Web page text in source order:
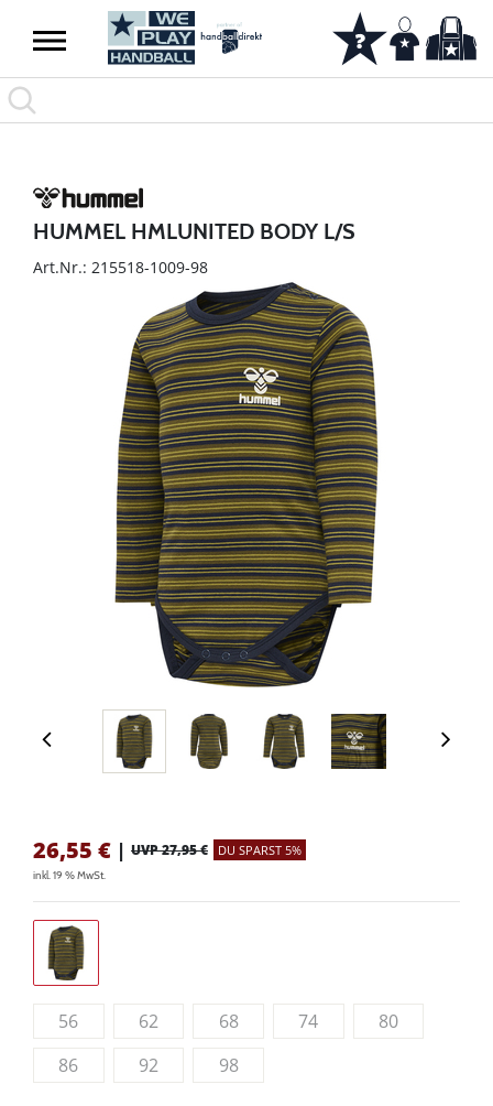
HUMMEL HMLUNITED BODY L/S
Art.Nr.: 215518-1009-98
26,55 € | UVP 27,95 € DU SPARST 5%
inkl. 19 % MwSt.
56 62 68 74
80
86
92 98